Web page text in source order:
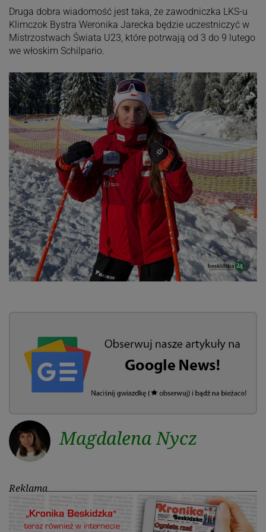
Druga dobra wiadomość jest taka, że zawodniczka LKS-u
Klimczok Bystra Weronika Jarecka będzie uczestniczyć w
Mistrzostwach Świata U23, które potrwają od 3 do 9 lutego
we włoskim Schilpario.
Magdalena Nycz
Reklama